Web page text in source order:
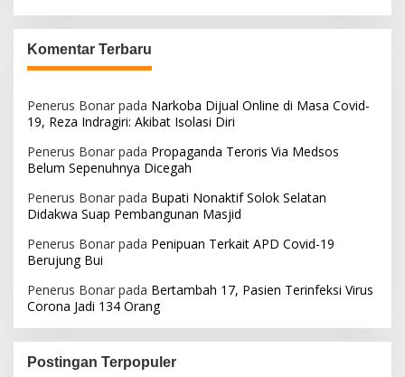
Komentar Terbaru
Penerus Bonar pada Narkoba Dijual Online di Masa Covid-
19, Reza Indragiri: Akibat Isolasi Diri
Penerus Bonar pada Propaganda Teroris Via Medsos
Belum Sepenuhnya Dicegah
Penerus Bonar pada Bupati Nonaktif Solok Selatan
Didakwa Suap Pembangunan Masjid
Penerus Bonar pada Penipuan Terkait APD Covid-19
Berujung Bui
Penerus Bonar pada Bertambah 17, Pasien Terinfeksi Virus
Corona Jadi 134 Orang
Postingan Terpopuler